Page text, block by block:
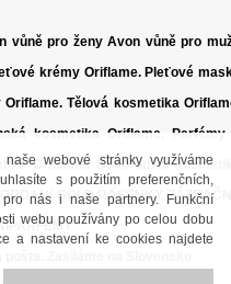
webové stránky využíváme
s použitím preferenčních,
nás i naše partnery. Funkční
webu používány po celou dobu
a nastavení ke cookies najdete
vůně pro ženy Avon vůně pro
krémy Oriflame. Pleťové
Oriflame. Tělová kosmetika
kosmetika Oriflame.
Parfémy
Oriflame.
Dekorativní
GOLD ŘASENKY